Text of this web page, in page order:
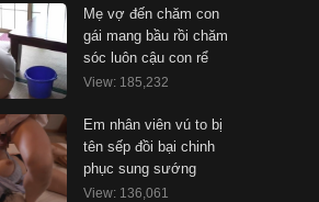
Mẹ vợ đến chăm con
gái mang bầu rồi chăm
sóc luôn cậu con rể
View: 185,232
Em nhân viên vú to bị
tên sếp đồi bại chinh
phục sung sướng
View: 136,061